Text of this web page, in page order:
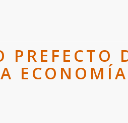
ECONOMÍA